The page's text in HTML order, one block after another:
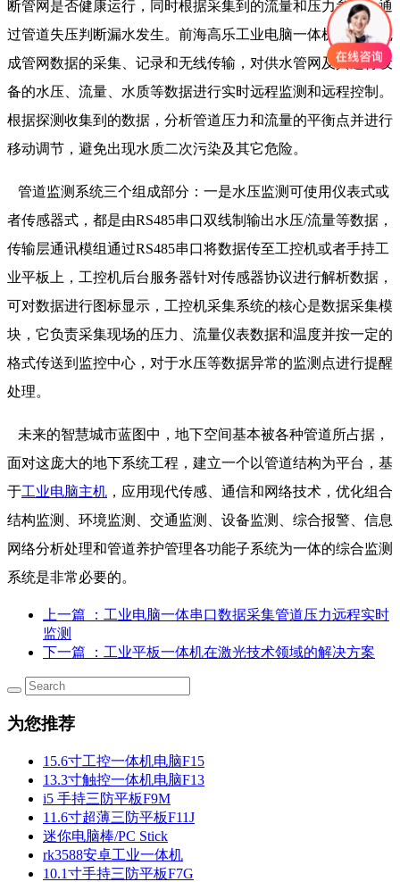
断管网是否健康运行，同时根据采集到的流量和压力参数，通
过管道失压判断漏水发生。前海高乐工业电脑一体机可自动完
成管网数据的采集、记录和无线传输，对供水管网及其运行设
备的水压、流量、水质等数据进行实时远程监测和远程控制。
根据探测收集到的数据，分析管道压力和流量的平衡点并进行
移动调节，避免出现水质二次污染及其它危险。
管道监测系统三个组成部分：一是水压监测可使用仪表式或
者传感器式，都是由RS485串口双线制输出水压/流量等数据，
传输层通讯模组通过RS485串口将数据传至工控机或者手持工
业平板上，工控机后台服务器针对传感器协议进行解析数据，
可对数据进行图标显示，工控机采集系统的核心是数据采集模
块，它负责采集现场的压力、流量仪表数据和温度并按一定的
格式传送到监控中心，对于水压等数据异常的监测点进行提醒
处理。
未来的智慧城市蓝图中，地下空间基本被各种管道所占据，
面对这庞大的地下系统工程，建立一个以管道结构为平台，基
于工业电脑主机 ，应用现代传感、通信和网络技术，优化组合
结构监测、环境监测、交通监测、设备监测、综合报警、信息
网络分析处理和管道养护管理各功能子系统为一体的综合监测
系统是非常必要的。
上一篇
：工业电脑一体串口数据采集管道压力远程实时
监测
下一篇
：工业平板一体机在激光技术领域的解决方案
为您推荐
15.6寸工控一体机电脑F15
13.3寸触控一体机电脑F13
i5 手持三防平板F9M
11.6寸超薄三防平板F11J
迷你电脑棒/PC Stick
rk3588安卓工业一体机
10.1寸手持三防平板F7G